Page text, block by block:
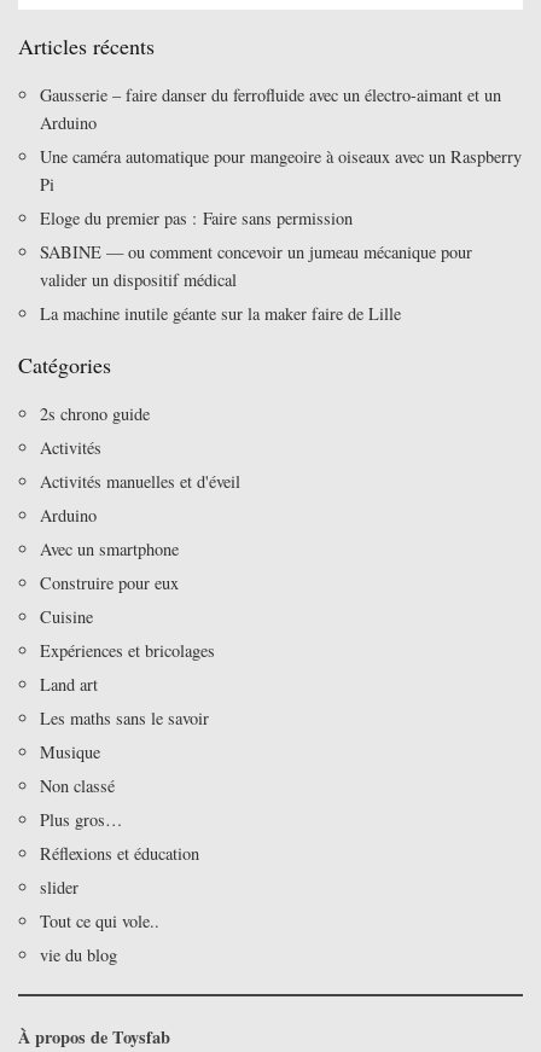
Articles récents
Gausserie – faire danser du ferrofluide avec un électro-aimant et un
Arduino
Une caméra automatique pour mangeoire à oiseaux avec un Raspberry
Pi
Eloge du premier pas : Faire sans permission
SABINE — ou comment concevoir un jumeau mécanique pour
valider un dispositif médical
La machine inutile géante sur la maker faire de Lille
Catégories
2s chrono guide
Activités
Activités manuelles et d'éveil
Arduino
Avec un smartphone
Construire pour eux
Cuisine
Expériences et bricolages
Land art
Les maths sans le savoir
Musique
Non classé
Plus gros…
Réflexions et éducation
slider
Tout ce qui vole..
vie du blog
À propos de Toysfab